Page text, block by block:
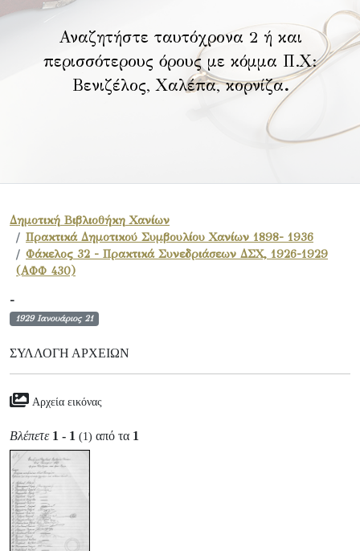
Αναζητήστε ταυτόχρονα 2 ή και
περισσότερους όρους με κόμμα Π.Χ:
Βενιζέλος, Χαλέπα, κορνίζα.
Δημοτική Βιβλιοθήκη Χανίων
Πρακτικά Δημοτικού Συμβουλίου Χανίων 1898- 1936
Φάκελος 32 - Πρακτικά Συνεδριάσεων ΔΣΧ, 1926-1929
(ΑΦΦ 430)
-
1929 Ιανουάριος 21
ΣΥΛΛΟΓΉ ΑΡΧΕΊΩΝ
Αρχεία εικόνας
Βλέπετε 1 - 1 (1) από τα 1